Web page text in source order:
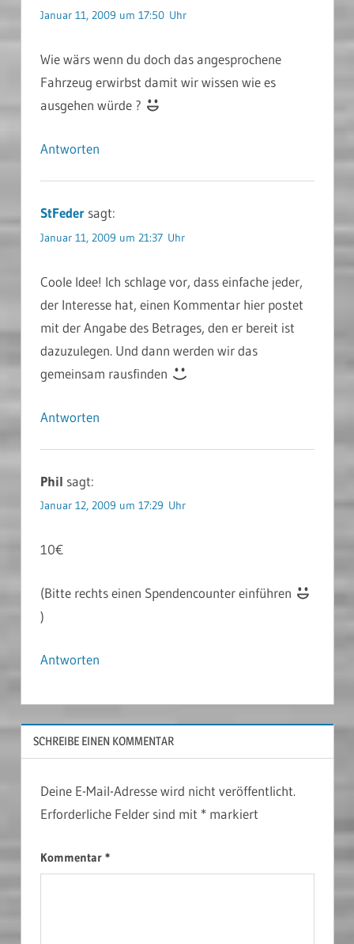
Januar 11, 2009 um 17:50 Uhr
Wie wärs wenn du doch das angesprochene
Fahrzeug erwirbst damit wir wissen wie es
ausgehen würde ?
Antworten
StFeder sagt:
Januar 11, 2009 um 21:37 Uhr
Coole Idee! Ich schlage vor, dass einfache jeder,
der Interesse hat, einen Kommentar hier postet
mit der Angabe des Betrages, den er bereit ist
dazuzulegen. Und dann werden wir das
gemeinsam rausfinden
Antworten
Phil sagt:
Januar 12, 2009 um 17:29 Uhr
10€
(Bitte rechts einen Spendencounter einführen
)
Antworten
SCHREIBE EINEN KOMMENTAR
Deine E-Mail-Adresse wird nicht veröffentlicht.
Erforderliche Felder sind mit *markiert
Kommentar *